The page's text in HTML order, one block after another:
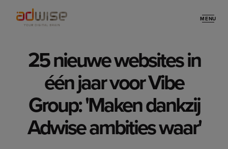
MENU
25 nieuwe websites in
één jaar voor Vibe
Group: 'Maken dankzij
Adwise ambities waar'